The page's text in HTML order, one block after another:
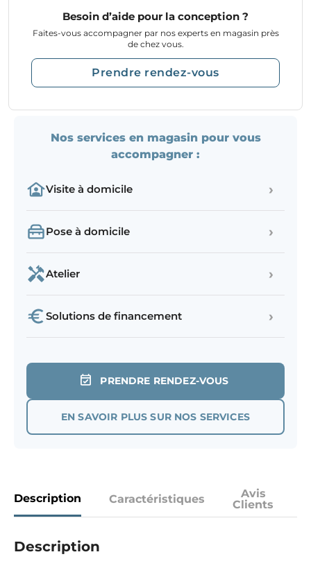
Besoin d’aide pour la conception ?
Faites-vous accompagner par nos experts en magasin près
de chez vous.
Prendre rendez-vous
Nos services en magasin pour vous
accompagner :
Visite à domicile ›
Pose à domicile ›
Atelier ›
Solutions de financement ›
PRENDRE RENDEZ-VOUS
EN SAVOIR PLUS SUR NOS SERVICES
Description Caractéristiques
Avis
Clients
Description